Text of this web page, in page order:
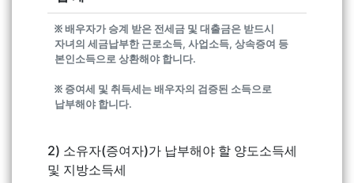
፠ 배우자가 승계 받은 전세금 및 대출금은 받드시
자녀의 세금납부한 근로소득, 사업소득, 상속증여 등
본인소득으로 상환해야 합니다.
፠ 증여세 및 취득세는 배우자의 검증된 소득으로
납부해야 합니다.
2) 소유자(증여자)가 납부해야 할 양도소득세
및 지방소득세